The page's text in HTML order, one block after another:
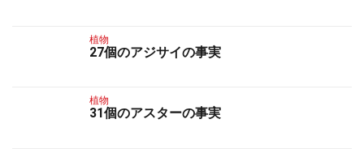
植物
27個のアジサイの事実
植物
31個のアスターの事実